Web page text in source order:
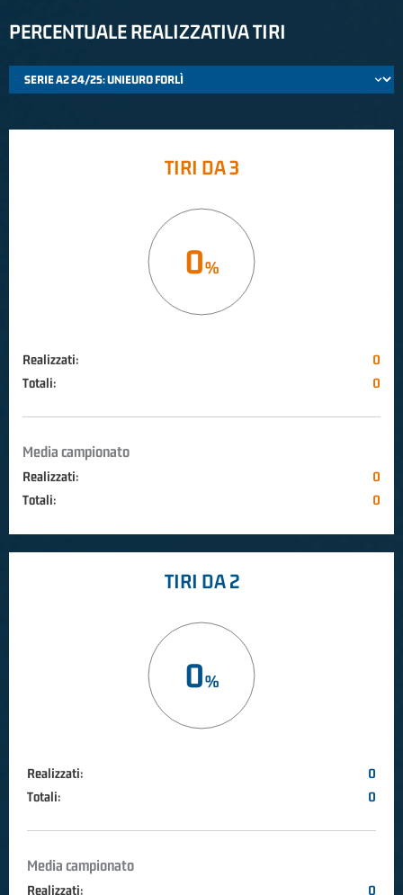
PERCENTUALE REALIZZATIVA TIRI
TIRI DA 3
0
Realizzati:
0
Totali:
0
Media campionato
Realizzati:
0
Totali:
0
TIRI DA 2
0
Realizzati:
0
Totali:
0
Media campionato
Realizzati: 0